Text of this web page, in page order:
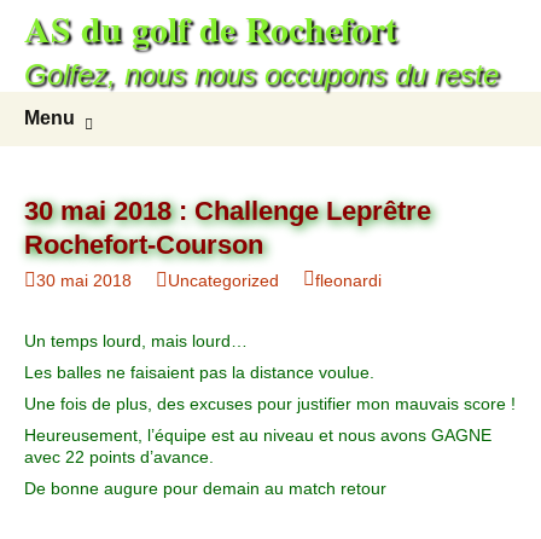
contenu
AS du golf de Rochefort
Golfez, nous nous occupons du reste
Menu
30 mai 2018 : Challenge Leprêtre
Rochefort-Courson
30 mai 2018 Uncategorized fleonardi
Un temps lourd, mais lourd…
Les balles ne faisaient pas la distance voulue.
Une fois de plus, des excuses pour justifier mon mauvais score !
Heureusement, l’équipe est au niveau et nous avons GAGNE
avec 22 points d’avance.
De bonne augure pour demain au match retour